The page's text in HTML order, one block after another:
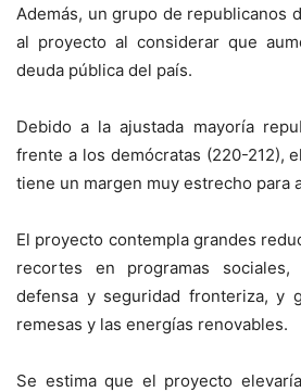
Además, un grupo de republicanos
al proyecto al considerar que
deuda pública del país.
Debido a la ajustada mayoría
frente a los demócratas (220-212),
tiene un margen muy estrecho para
El proyecto contempla grandes
recortes en programas
defensa y seguridad fronteriza, y
remesas y las energías renovables.
Se estima que el proyecto